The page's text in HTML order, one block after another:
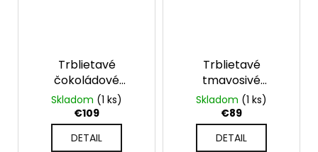
Trblietavé
čokoládové
spoločenské šaty
pre moletky s
rukávmi
Skladom (1 ks)
€109
DETAIL
Trblietavé
tmavosivé
spoločenské šaty
pre moletky
Skladom (1 ks)
€89
DETAIL